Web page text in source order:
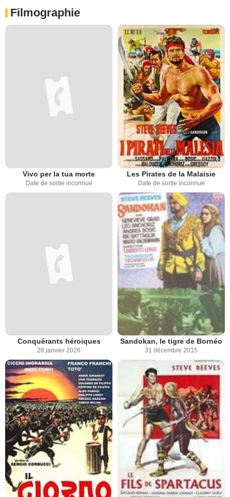
Filmographie
Vivo per la tua morte
Date de sortie inconnue
Les Pirates de la Malaisie
Date de sortie inconnue
Conquérants héroiques
28 janvier 2026
Sandokan, le tigre de Bornéo
31 décembre 2015